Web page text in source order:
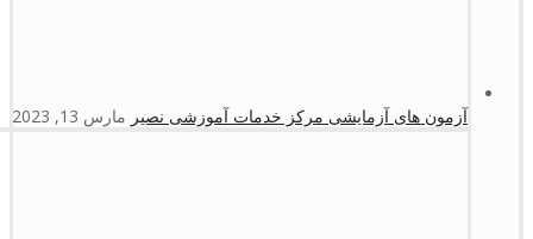
آزمون های آزمایشی مرکز خدمات آموزشی نصیر مارس 13, 2023